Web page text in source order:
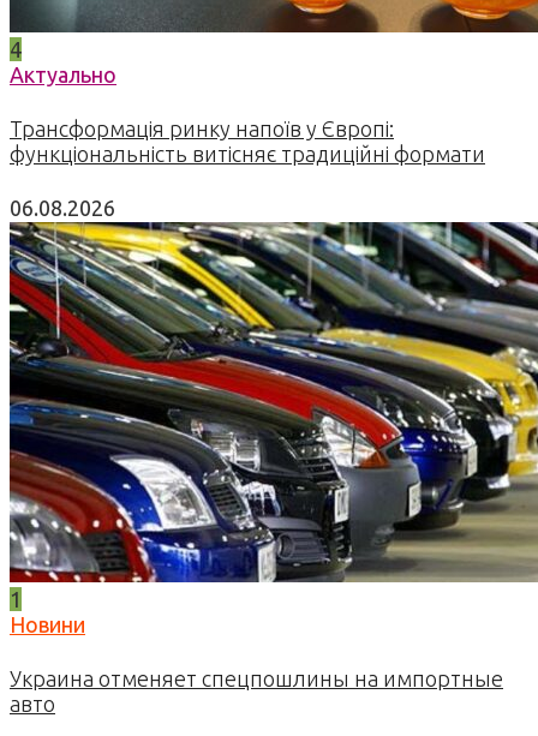
4
Актуально
Трансформація ринку напоїв у Європі:
функціональність витісняє традиційні формати
06.08.2026
1
Новини
Украина отменяет спецпошлины на импортные
авто